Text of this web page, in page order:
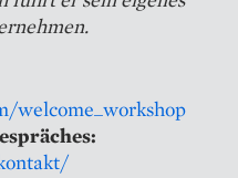
welcome_workshop